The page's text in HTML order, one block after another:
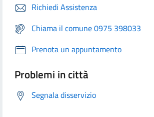
Richiedi Assistenza
Chiama il comune 0975 398033
Prenota un appuntamento
Problemi in città
Segnala disservizio